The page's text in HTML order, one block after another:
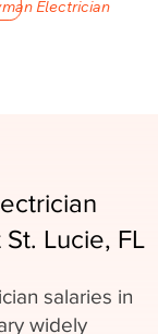
Electrician
Lucie, FL
salaries in
widely